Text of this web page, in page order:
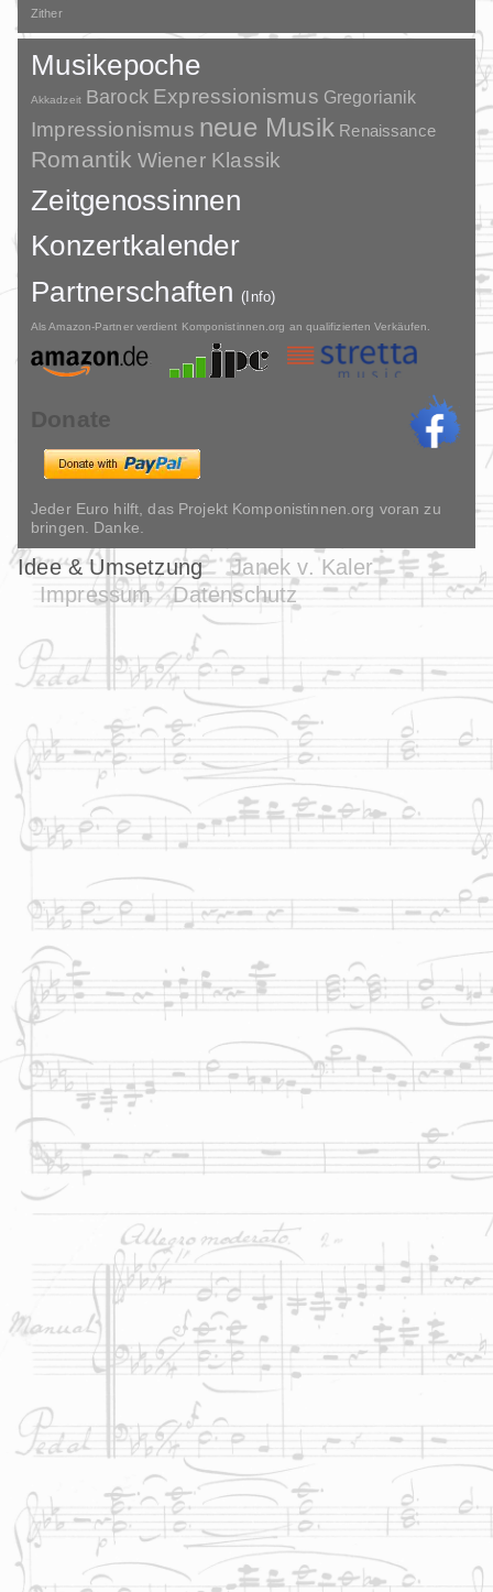
Zither
Musikepoche
Akkadzeit Barock Expressionismus Gregorianik
Impressionismus neue Musik Renaissance
Romantik Wiener Klassik
Zeitgenossinnen
Konzertkalender
Partnerschaften(Info)
Als Amazon-Partner verdient Komponistinnen.org an qualifizierten Verkäufen.
Donate
Jeder Euro hilft, das Projekt Komponistinnen.org voran zu
bringen. Danke.
Idee & Umsetzung
Janek v. Kaler
Impressum
Datenschutz